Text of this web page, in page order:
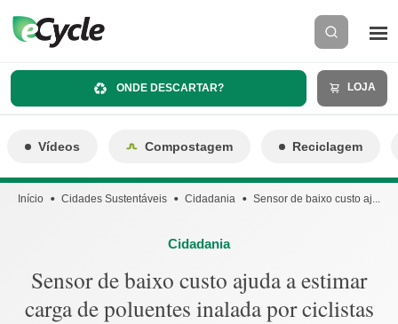
ONDE DESCARTAR? LOJA
Vídeos Compostagem Reciclagem
Início Cidades Sustentáveis Cidadania Sensor de baixo custo aj...
Cidadania
Sensor de baixo custo ajuda a estimar
carga de poluentes inalada por ciclistas